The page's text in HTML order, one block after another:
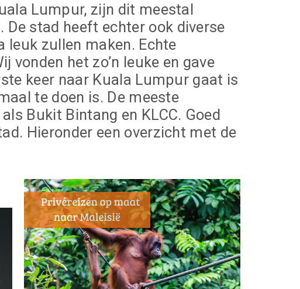
Lumpur, zijn dit meestal
De stad heeft echter ook diverse
leuk zullen maken. Echte
vonden het zo’n leuke en gave
keer naar Kuala Lumpur gaat is
te doen is. De meeste
Bukit Bintang en KLCC. Goed
Hieronder een overzicht met de